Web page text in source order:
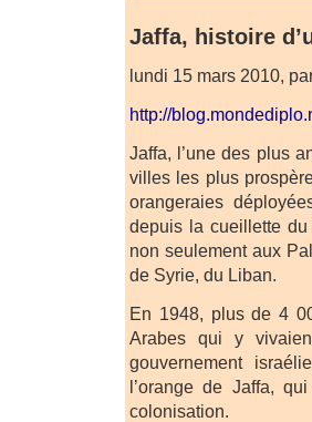
Jaffa, histoire
lundi 15 mars 2010,
http://
Jaffa, l’une des plus
villes les plus
orangeraies
depuis la cueillette du
non seulement aux
de Syrie, du Liban.
En 1948, plus de 4
Arabes qui y
gouvernement
l’orange de Jaffa,
colonisation.